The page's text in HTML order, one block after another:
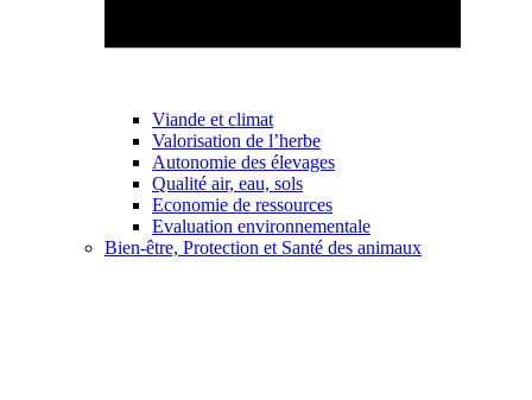
Viande et climat
Valorisation de l’herbe
Autonomie des élevages
Qualité air, eau, sols
Economie de ressources
Evaluation environnementale
Bien-être, Protection et Santé des animaux